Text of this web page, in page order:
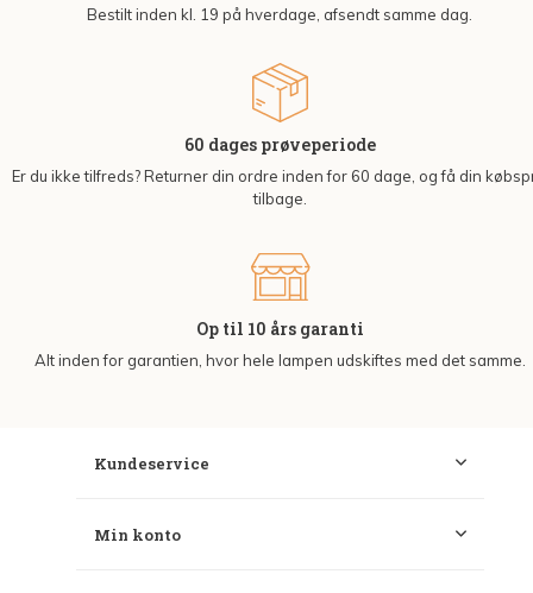
Bestilt inden kl. 19 på hverdage, afsendt samme dag.
60 dages prøveperiode
Er du ikke tilfreds? Returner din ordre inden for 60 dage, og få din
tilbage.
Op til 10 års garanti
Alt inden for garantien, hvor hele lampen udskiftes med det samme.
Kundeservice
Min konto